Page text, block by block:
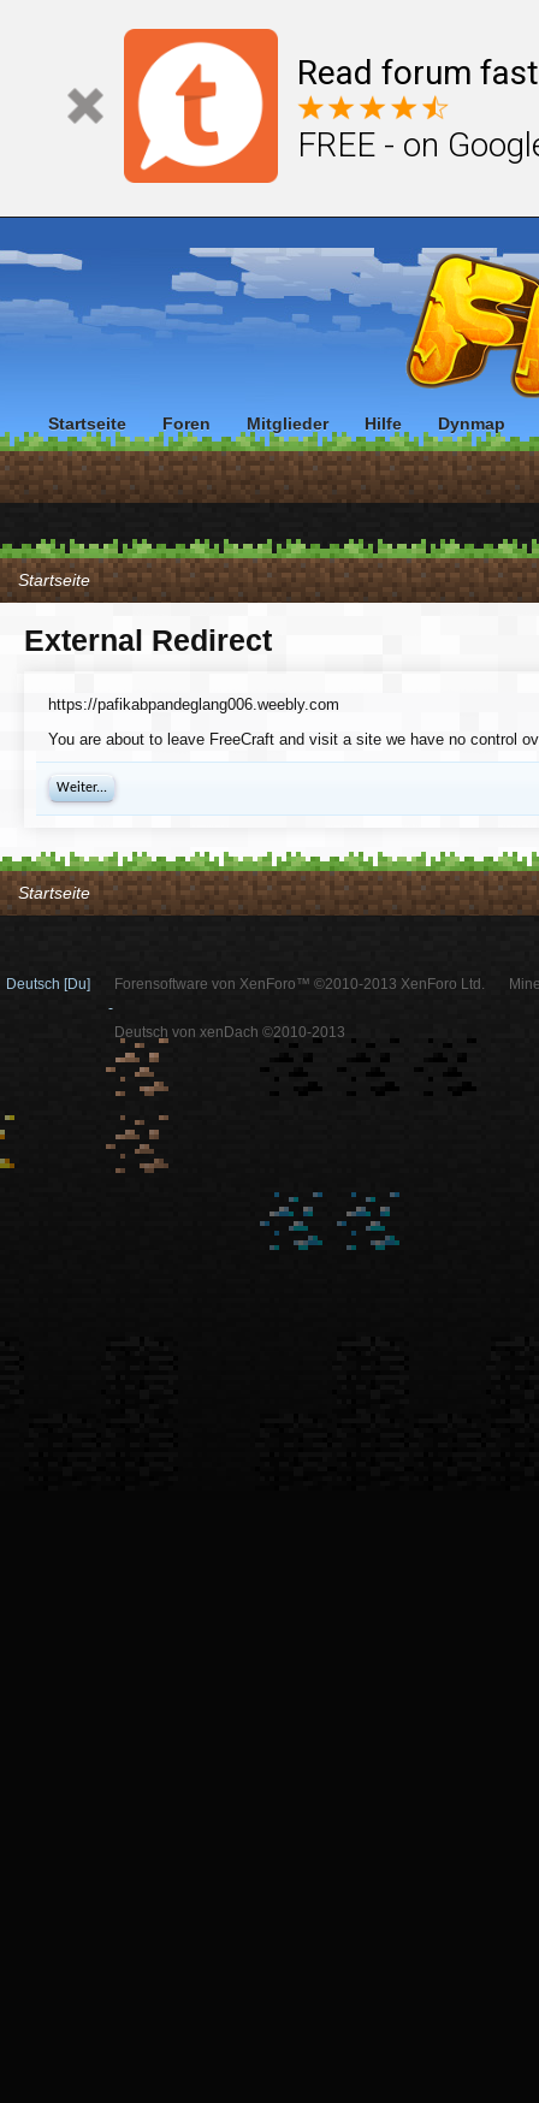
Read forum
FREE - on
Startseite
External Redirect
https://pafikabpandeglang006.weebly.com
You are about to leave FreeCraft and visit a site we have no control
Weiter...
Startseite
Startseite Foren Mitglieder Hilfe Dynmap
Deutsch [Du]
Forensoftware von XenForo™ ©2010-2013 XenForo Ltd.
-
Deutsch von xenDach ©2010-2013